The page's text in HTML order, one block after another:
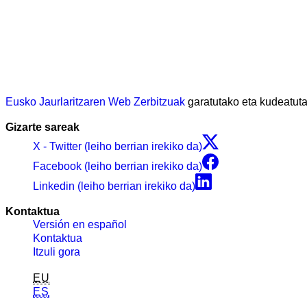
Eusko Jaurlaritzaren Web Zerbitzuak garatutako eta
Gizarte sareak
X - Twitter (leiho berrian irekiko da)
Facebook (leiho berrian irekiko da)
Linkedin (leiho berrian irekiko da)
Kontaktua
Versión en español
Kontaktua
Itzuli gora
EU
ES